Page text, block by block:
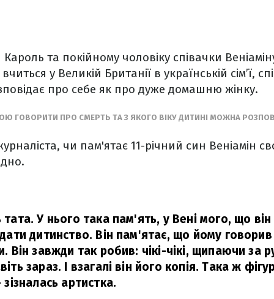
та покійному чоловіку співачки
у Великій Британії в українській сім’ї,
про себе як про дуже домашню жінку.
ГОВОРИТИ ПРО СМЕРТЬ ТА З ЯКОГО ВІКУ ДИТИНІ МОЖНА
чи пам'ятає 11-річний син Веніамін
У нього така пам'ять, у Вені мого, що
дитинство. Він пам'ятає, що йому говорив
Він завжди так робив: чікі-чікі, щипаючи за
зараз. І взагалі він його копія. Така ж
зізналась артистка.